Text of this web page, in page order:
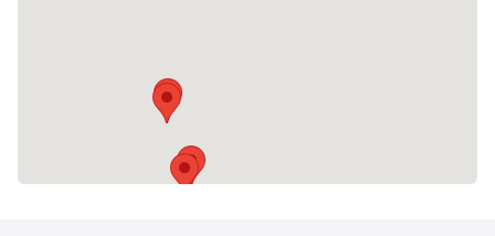
wordt gestreefd naar inclusie en actieve
bijdrage aan de maatschappij.
Een zo goed mogelijk leven